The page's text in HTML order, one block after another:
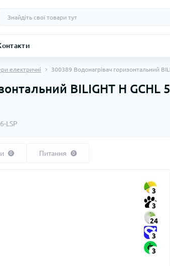
електричні 300389 Водонагрівач горизонтальний
BILIGHT H
LSP
0 Питання 0
3
3
24
3
3